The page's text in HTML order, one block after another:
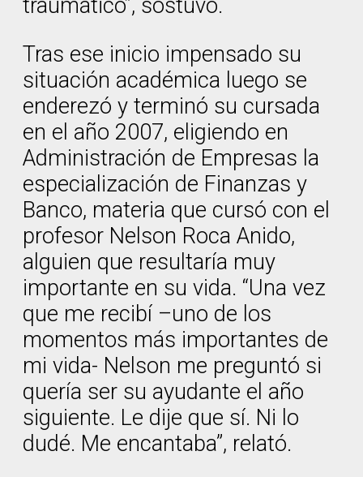
traumático”, sostuvo.
Tras ese inicio impensado su
situación académica luego se
enderezó y terminó su cursada
en el año 2007, eligiendo en
Administración de Empresas la
especialización de Finanzas y
Banco, materia que cursó con el
profesor Nelson Roca Anido,
alguien que resultaría muy
importante en su vida. “Una vez
que me recibí –uno de los
momentos más importantes de
mi vida- Nelson me preguntó si
quería ser su ayudante el año
siguiente. Le dije que sí. Ni lo
dudé. Me encantaba”, relató.